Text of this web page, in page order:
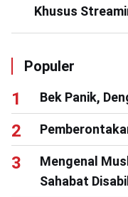
Khusus
Populer
Bek Panik,
Mengenal
Sahabat